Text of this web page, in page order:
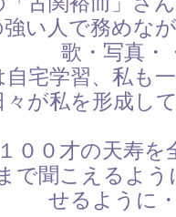
い人で務めな
歌・写真・
宅学習、私も
々が私を形成し
００才の天寿を
で聞こえるよ
せるように